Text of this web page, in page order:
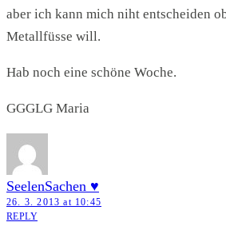
aber ich kann mich niht entscheiden
Metallfüsse will.
Hab noch eine schöne Woche.
GGGLG Maria
SeelenSachen ♥
26. 3. 2013 at 10:45
REPLY